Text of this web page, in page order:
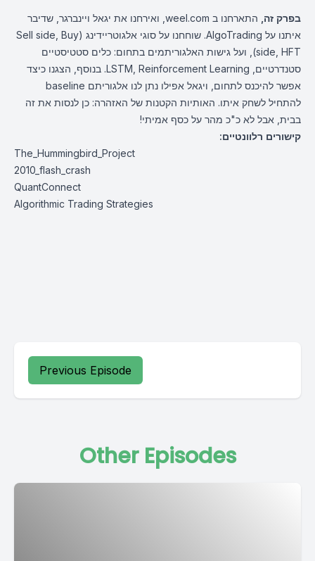
בפרק זה, התארחנו ב weel.com , ואירחנו את יגאל ויינברגר, שדיבר
איתנו על AlgoTrading. שוחחנו על סוגי אלגוטריידינג (Sell side, Buy
side, HFT), ועל גישות האלגוריתמים בתחום: כלים סטטיסטיים
סטנדרטיים, LSTM, Reinforcement Learning. בנוסף, הצגנו כיצד
אפשר להיכנס לתחום, ויגאל אפילו נתן לנו אלגוריתם baseline
להתחיל לשחק איתו. האותיות הקטנות של האזהרה: כן לנסות את זה
בבית, אבל לא כ"כ מהר על כסף אמיתי!
קישורים רלוונטיים:
The_Hummingbird_Project
2010_flash_crash
QuantConnect
Algorithmic Trading Strategies
Previous Episode
Other Episodes